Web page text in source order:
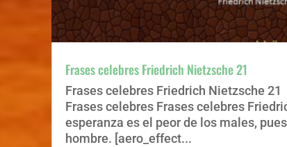
Frases celebres Friedrich Nietzsche 21
Frases celebres Friedrich Nietzsche
Frases celebres Frases celebres
esperanza es el peor de los males,
hombre. [aero_effect...